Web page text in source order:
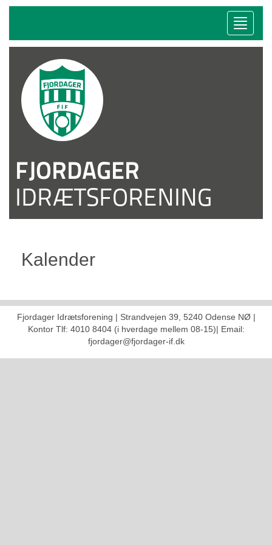
FJORDAGER
IDRÆTSFORENING
Toggle
Kalender
Fjordager Idrætsforening | Strandvejen 39, 5240 Odense NØ |
Kontor Tlf: 4010 8404 (i hverdage mellem 08-15)| Email:
fjordager@fjordager-if.dk